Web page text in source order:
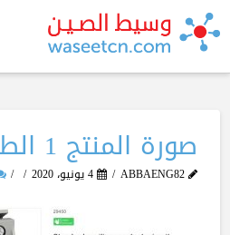
صورة المنتج 1 الطلب 1238
ABBAENG82 4 يونيو، 2020